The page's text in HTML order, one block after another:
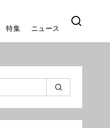
特集 ニュース